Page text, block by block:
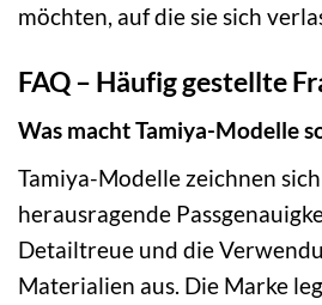
möchten, auf die sie sich
FAQ – Häufig gestellte
Was macht Tamiya-Modelle
Tamiya-Modelle zeichnen
herausragende
Detailtreue und die
Materialien aus. Die Marke